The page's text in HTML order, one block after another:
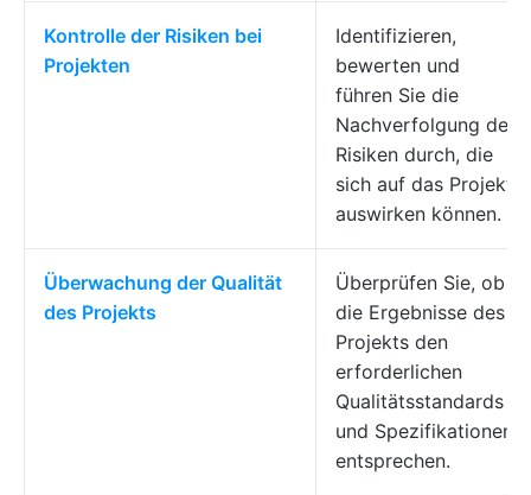
Kontrolle der Risiken bei
Projekten
Identifizieren,
bewerten und
führen Sie die
Nachverfolgung der
Risiken durch, die
sich auf das Projekt
auswirken können.
Überwachung der Qualität
des Projekts
Überprüfen Sie, ob
die Ergebnisse des
Projekts den
erforderlichen
Qualitätsstandards
und Spezifikationen
entsprechen.